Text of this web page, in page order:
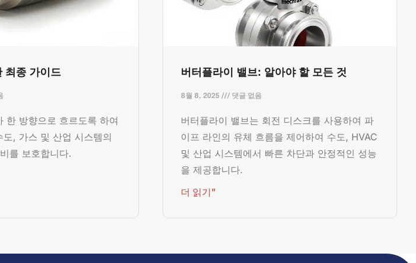
최종 가이드
한 방향으로 흐르도록 하여
, 가스 및 산업 시스템의
를 보호합니다.
버터플라이 밸브: 알아야 할 모든 것
8월 8, 2025 댓글 없음
버터플라이 밸브는 회전 디스크를 사용하여 파
이프 라인의 유체 흐름을 제어하여 수도, HVAC
및 산업 시스템에서 빠른 차단과 안정적인 성능
을 제공합니다.
더 읽기"